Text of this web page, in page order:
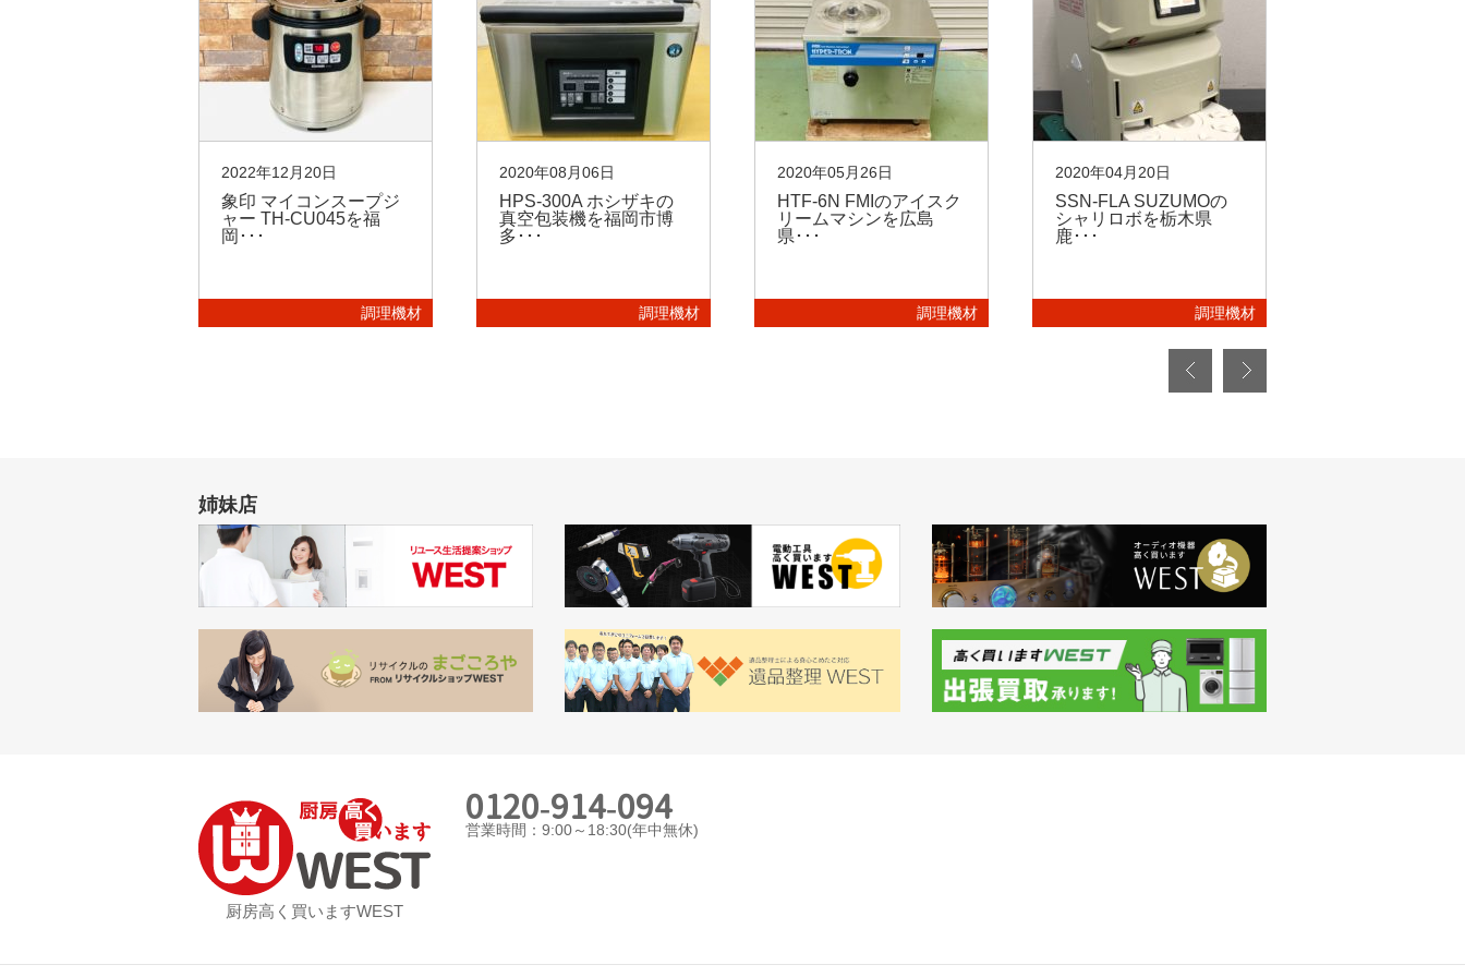
2022年12月20日
象印 マイコンスープジ
ャー TH-CU045を福
岡･･･
調理機材
2020年08月06日
HPS-300A ホシザキの
真空包装機を福岡市博
多･･･
調理機材
2020年05月26日
HTF-6N FMIのアイスク
リームマシンを広島
県･･･
調理機材
2020年04月20日
SSN-FLA SUZUMOの
シャリロボを栃木県
鹿･･･
調理機材
姉妹店
厨房高く買いますWEST
0120-914-094
営業時間：9:00～18:30(年中無休)